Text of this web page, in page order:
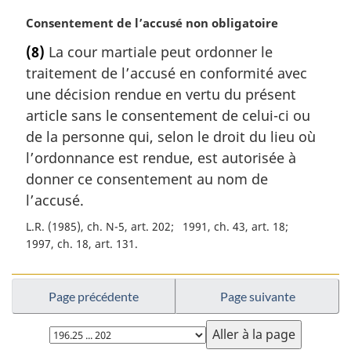
a
l
e
:
N
t
e
m
a
g
i
n
a
e
:
Consentement de l’accusé non obligatoire
(8) La cour martiale peut ordonner le
traitement de l’accusé en conformité avec
une décision rendue en vertu du présent
article sans le consentement de celui-ci ou
de la personne qui, selon le droit du lieu où
l’ordonnance est rendue, est autorisée à
donner ce consentement au nom de
l’accusé.
L.R. (1985), ch. N-5, art. 202
1991, ch. 43, art. 18
1997, ch. 18, art. 131
Page précédente Page suivante
Choisissez
la